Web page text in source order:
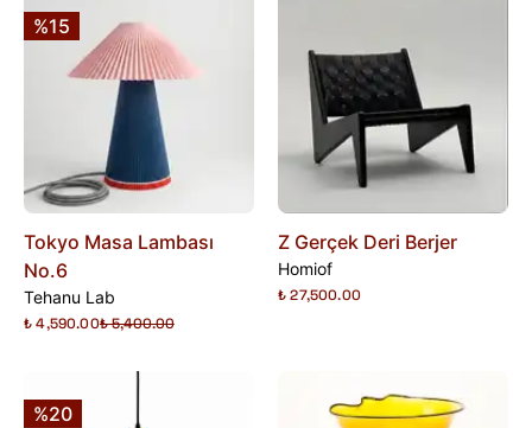
%15
Tokyo Masa Lambası
No.6
Tehanu Lab
₺ 4,590.00₺ 5,400.00
Z Gerçek Deri Berjer
Homiof
₺ 27,500.00
%20